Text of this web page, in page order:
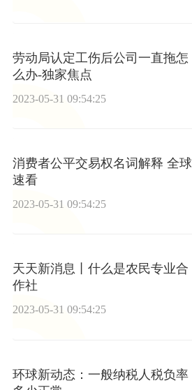
劳动局认定工伤后公司一直拖怎
么办-独家焦点
2023-05-31 09:54:25
消费者公平交易权名词解释 全球
速看
2023-05-31 09:54:25
天天新消息丨什么是农民专业合
作社
2023-05-31 09:54:25
环球新动态：一般纳税人税负率